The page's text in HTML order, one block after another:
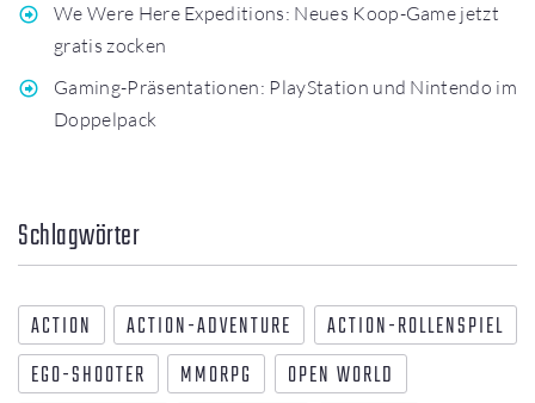
We Were Here Expeditions: Neues Koop-Game jetzt
gratis zocken
Gaming-Präsentationen: PlayStation und Nintendo im
Doppelpack
Schlagwörter
ACTION ACTION-ADVENTURE
ACTION-ROLLENSPIEL
EGO-SHOOTER
MMORPG
OPEN WORLD